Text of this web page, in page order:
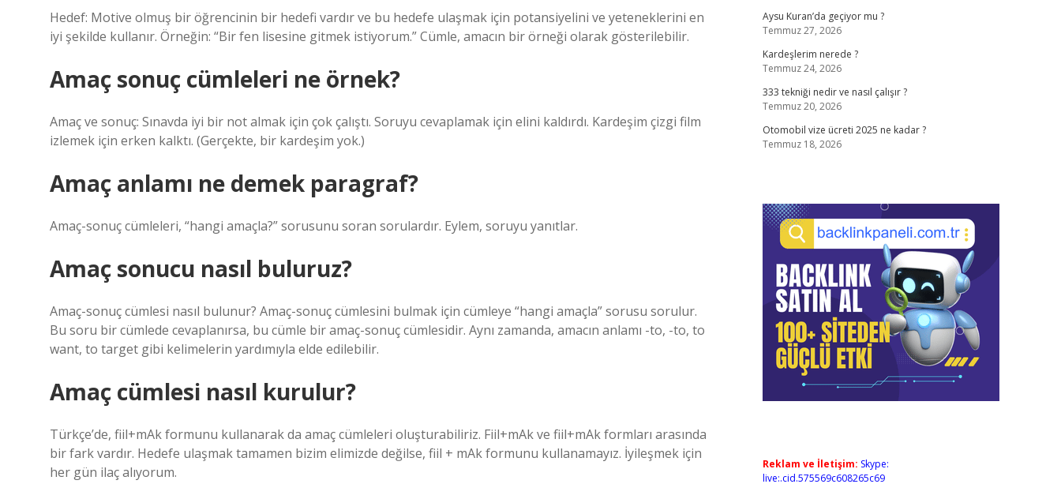
Hedef: Motive olmuş bir öğrencinin bir hedefi vardır ve bu hedefe ulaşmak için potansiyelini ve yeteneklerini en
iyi şekilde kullanır. Örneğin: “Bir fen lisesine gitmek istiyorum.” Cümle, amacın bir örneği olarak gösterilebilir.
Amaç sonuç cümleleri ne örnek?
Amaç ve sonuç: Sınavda iyi bir not almak için çok çalıştı. Soruyu cevaplamak için elini kaldırdı. Kardeşim çizgi film
izlemek için erken kalktı. (Gerçekte, bir kardeşim yok.)
Amaç anlamı ne demek paragraf?
Amaç-sonuç cümleleri, “hangi amaçla?” sorusunu soran sorulardır. Eylem, soruyu yanıtlar.
Amaç sonucu nasıl buluruz?
Amaç-sonuç cümlesi nasıl bulunur? Amaç-sonuç cümlesini bulmak için cümleye “hangi amaçla” sorusu sorulur.
Bu soru bir cümlede cevaplanırsa, bu cümle bir amaç-sonuç cümlesidir. Aynı zamanda, amacın anlamı -to, -to, to
want, to target gibi kelimelerin yardımıyla elde edilebilir.
Amaç cümlesi nasıl kurulur?
Türkçe’de, fiil+mAk formunu kullanarak da amaç cümleleri oluşturabiliriz. Fiil+mAk ve fiil+mAk formları arasında
bir fark vardır. Hedefe ulaşmak tamamen bizim elimizde değilse, fiil + mAk formunu kullanamayız. İyileşmek için
her gün ilaç alıyorum.
Aysu Kuran’da geçiyor mu ?
Temmuz 27, 2026
Kardeşlerim nerede ?
Temmuz 24, 2026
333 tekniği nedir ve nasıl çalışır ?
Temmuz 20, 2026
Otomobil vize ücreti 2025 ne kadar ?
Temmuz 18, 2026
Reklam ve İletişim: Skype:
live:.cid.575569c608265c69